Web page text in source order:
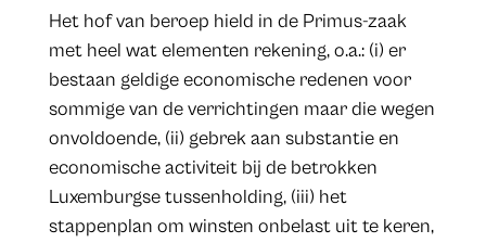
Het hof van beroep hield in de Primus-zaak
met heel wat elementen rekening, o.a.: (i) er
bestaan geldige economische redenen voor
sommige van de verrichtingen maar die wegen
onvoldoende, (ii) gebrek aan substantie en
economische activiteit bij de betrokken
Luxemburgse tussenholding, (iii) het
stappenplan om winsten onbelast uit te keren,